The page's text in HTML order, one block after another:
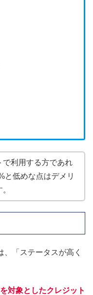
で利用する方であれ
と低めな点はデメリ
「ステータスが高く
対象としたクレジット